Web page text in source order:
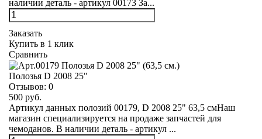
наличии деталь - артикул 00173 За...
Заказать
Купить в 1 клик
Сравнить
Полозья D 2008 25"
Отзывов: 0
500 руб.
Артикул данных полозий 00179, D 2008 25" 63,5 смНаш
магазин специализируется на продаже запчастей для
чемоданов. В наличии деталь - артикул ...